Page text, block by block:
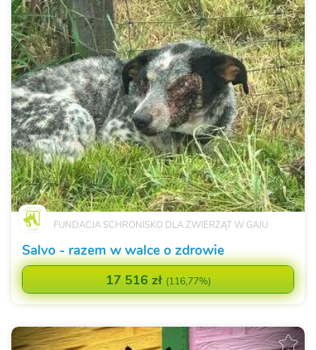
FUNDACJA SCHRONISKO DLA ZWIERZĄT W GAJU
Salvo - razem w walce o zdrowie
17 516 zł (116,77%)